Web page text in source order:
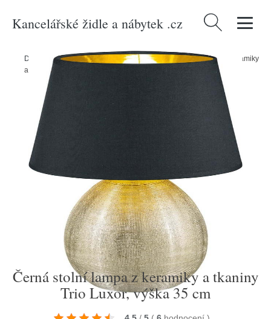
Kancelářské židle a nábytek .cz Vyhledávání
Domů Produkty/Svítidla Stolní lampy/
Černá stolní lampa z keramiky
a tkaniny Trio Luxor, výška 35 cm
Černá stolní lampa z keramiky a tkaniny
Trio Luxor, výška 35 cm